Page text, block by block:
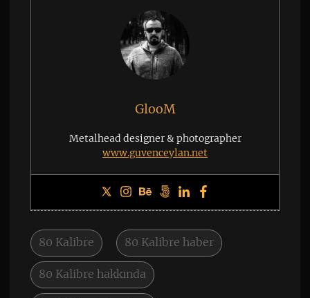
GlooM
Metalhead designer & photographer
www.guvenceylan.net
80 Kalibre 80 Kalibre haber
80 Kalibre hakkında